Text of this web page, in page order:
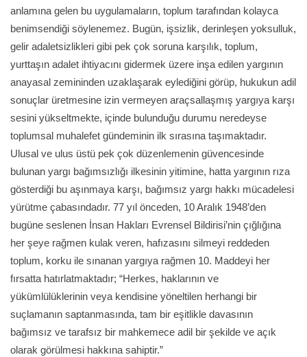
anlamına gelen bu uygulamaların, toplum tarafından kolayca
benimsendiği söylenemez. Bugün, işsizlik, derinleşen yoksulluk,
gelir adaletsizlikleri gibi pek çok soruna karşılık, toplum,
yurttaşın adalet ihtiyacını gidermek üzere inşa edilen yargının
anayasal zemininden uzaklaşarak eylediğini görüp, hukukun adil
sonuçlar üretmesine izin vermeyen araçsallaşmış yargıya karşı
sesini yükseltmekte, içinde bulunduğu durumu neredeyse
toplumsal muhalefet gündeminin ilk sırasına taşımaktadır.
Ulusal ve ulus üstü pek çok düzenlemenin güvencesinde
bulunan yargı bağımsızlığı ilkesinin yitimine, hatta yargının rıza
gösterdiği bu aşınmaya karşı, bağımsız yargı hakkı mücadelesi
yürütme çabasındadır. 77 yıl önceden, 10 Aralık 1948’den
bugüne seslenen İnsan Hakları Evrensel Bildirisi’nin çığlığına
her şeye rağmen kulak veren, hafızasını silmeyi reddeden
toplum, korku ile sınanan yargıya rağmen 10. Maddeyi her
fırsatta hatırlatmaktadır; “Herkes, haklarının ve
yükümlülüklerinin veya kendisine yöneltilen herhangi bir
suçlamanın saptanmasında, tam bir eşitlikle davasının
bağımsız ve tarafsız bir mahkemece adil bir şekilde ve açık
olarak görülmesi hakkına sahiptir.”